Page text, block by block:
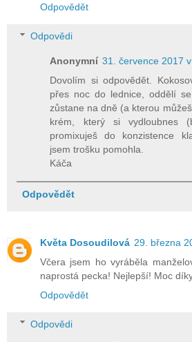
Odpovědět
Odpovědi
Anonymní 31. července 2017
Dovolím si odpovědět.
přes noc do lednice, oddělí
zůstane na dně (a kterou
krém, který si vydloubnes
promixuješ do konzistence
jsem trošku pomohla.
Káča
Odpovědět
Květa Dosoudilová 29. března
Včera jsem ho vyráběla
naprostá pecka! Nejlepší! Moc
Odpovědět
Odpovědi